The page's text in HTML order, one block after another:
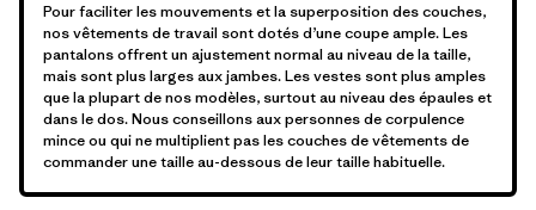
Pour faciliter les mouvements et la superposition des couches,
nos vêtements de travail sont dotés d’une coupe ample. Les
pantalons offrent un ajustement normal au niveau de la taille,
mais sont plus larges aux jambes. Les vestes sont plus amples
que la plupart de nos modèles, surtout au niveau des épaules et
dans le dos. Nous conseillons aux personnes de corpulence
mince ou qui ne multiplient pas les couches de vêtements de
commander une taille au-dessous de leur taille habituelle.